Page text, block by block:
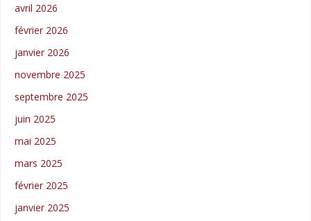
avril 2026
février 2026
janvier 2026
novembre 2025
septembre 2025
juin 2025
mai 2025
mars 2025
février 2025
janvier 2025